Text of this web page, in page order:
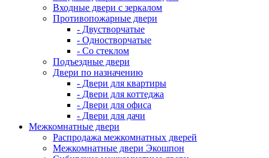
Входные двери с зеркалом
Противопожарные двери
- Двустворчатые
- Одностворчатые
- Со стеклом
Подъездные двери
Двери по назначению
- Двери для квартиры
- Двери для коттеджа
- Двери для офиса
- Двери для дачи
Межкомнатные двери
Распродажа межкомнатных дверей
Межкомнатные двери Экошпон